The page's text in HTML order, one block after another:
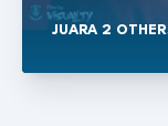
JUARA 2